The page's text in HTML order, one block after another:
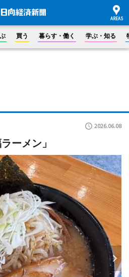
買う 暮らす・働く 学ぶ・知る
2026.06.08
ーメン」